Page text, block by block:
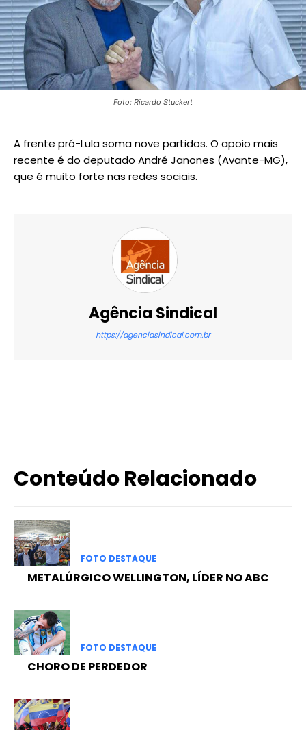
Foto: Ricardo Stuckert
A frente pró-Lula soma nove partidos. O apoio mais
recente é do deputado André Janones (Avante-MG),
que é muito forte nas redes sociais.
Agência Sindical
https://agenciasindical.com.br
Conteúdo Relacionado
FOTO DESTAQUE
METALÚRGICO WELLINGTON, LÍDER NO ABC
FOTO DESTAQUE
CHORO DE PERDEDOR